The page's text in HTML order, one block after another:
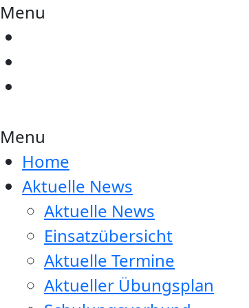
Menu
Menu
Home
Aktuelle News
Aktuelle News
Einsatzübersicht
Aktuelle Termine
Aktueller Übungsplan